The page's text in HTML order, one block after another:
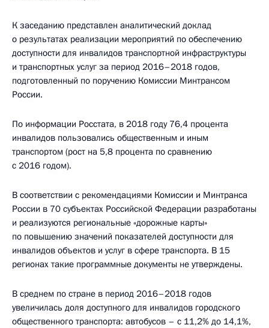
К заседанию представлен аналитический доклад
о результатах реализации мероприятий по обеспечению
доступности для инвалидов транспортной инфраструктуры
и транспортных услуг за период 2016–2018 годов,
подготовленный по поручению Комиссии Минтрансом
России.
По информации Росстата, в 2018 году 76,4 процента
инвалидов пользовались общественным и иным
транспортом (рост на 5,8 процента по сравнению
с 2016 годом).
В соответствии с рекомендациями Комиссии и Минтранса
России в 70 субъектах Российской Федерации разработаны
и реализуются региональные «дорожные карты»
по повышению значений показателей доступности для
инвалидов объектов и услуг в сфере транспорта. В 15
регионах такие программные документы не утверждены.
В среднем по стране в период 2016–2018 годов
увеличилась доля доступного для инвалидов городского
общественного транспорта: автобусов – с 11,2% до 14,1%,